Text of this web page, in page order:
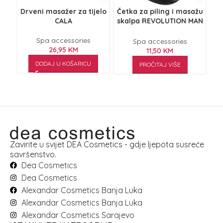
Drveni masažer za tijelo
CALA
Spa accessories
26,95 KM
DODAJ U KOŠARICU
Četka za piling i masažu
skalpa REVOLUTION MAN
Spa accessories
11,50 KM
PROČITAJ VIŠE
Zavirite u svijet DEA Cosmetics - gdje ljepota susreće
savršenstvo.
Dea Cosmetics
Dea Cosmetics
Alexandar Cosmetics Banja Luka
Alexandar Cosmetics Banja Luka
Alexandar Cosmetics Sarajevo